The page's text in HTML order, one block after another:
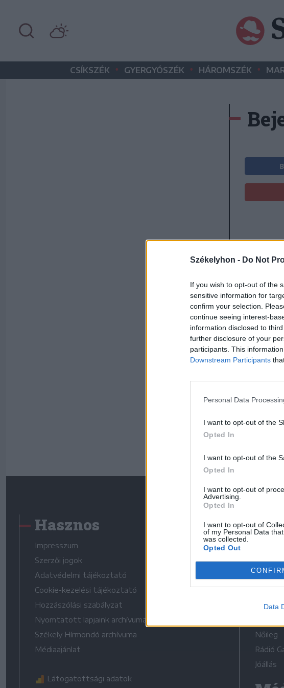
Székelyhon - Do Not
If you wish to opt-out of the
sensitive information for
confirm your selection.
continue seeing interest-
information disclosed to
further disclosure of your
participants. This
Downstream Participants
Personal Data
I want to opt-out of the
Opted In
I want to opt-out of the
Opted In
I want to opt-out of
Advertising.
Opted In
I want to opt-out of
of my Personal Data
was collected.
Opted Out
Data
CSÍKSZÉK • GYERGYÓSZÉK • HÁROMSZÉK •
E-mail-cím
Jelszó
Hasznos
Impresszum
Szerzői jogok
Adatvédelmi tájékoztató
Cookie-kezelési tájékoztató
Hozzászólási szabályzat
Nyomtatott lapjaink archívuma
Székely Hírmondó archívuma
Médiaajánlat
Látogatottsági adatok
Liget
Krónika
Bihari
Erdélyi
Nőileg
Rádió
Jóállás